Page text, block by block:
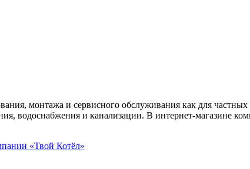
монтажа и сервисного обслуживания как для
водоснабжения и канализации. В интернет-магазине
«Твой Котёл»